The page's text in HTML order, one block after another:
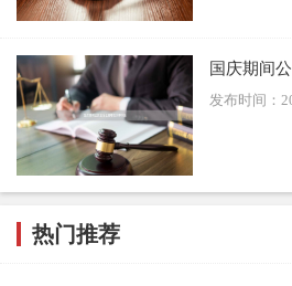
时往往难以控制力度和方式，容易
方只是徒手殴打，你却使用器械还
成防卫过当。
遇到被人殴打的情况，正确的做法
然后立即报警；如果无法避开，应
限；一旦对方停止侵害，就应停止
国庆期间
发布时间：
热门推荐